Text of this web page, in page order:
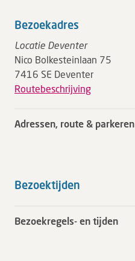
Bezoekadres
Locatie Deventer
Nico Bolkesteinlaan 75
7416 SE Deventer
Routebeschrijving
Adressen, route & parkeren
Bezoektijden
Bezoekregels- en tijden